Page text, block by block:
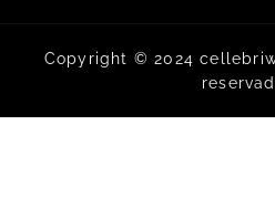
Copyright © 2024